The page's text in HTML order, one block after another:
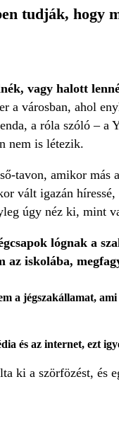
tudják, hogy
vagy halott
a városban, ahol
a róla szóló –
nem is létezik.
tavon, amikor más
vált igazán
úgy néz ki, mint
lógnak a
az iskolába,
a jégszakállamat,
és az internet, ezt
ki a szörfözést, és